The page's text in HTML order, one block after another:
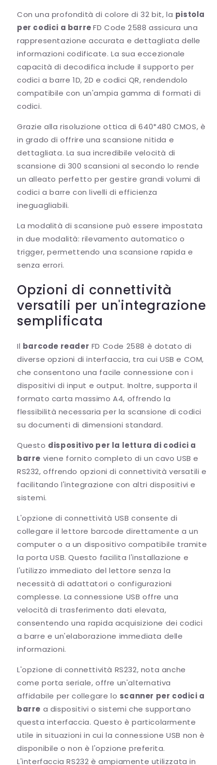
Con una profondità di colore di 32 bit, la pistola
per codici a barreFD Code 2588 assicura una
rappresentazione accurata e dettagliata delle
informazioni codificate. La sua eccezionale
capacità di decodifica include il supporto per
codici a barre 1D, 2D e codici QR, rendendolo
compatibile con un'ampia gamma di formati di
codici.
Grazie alla risoluzione ottica di 640*480 CMOS, è
in grado di offrire una scansione nitida e
dettagliata. La sua incredibile velocità di
scansione di 300 scansioni al secondo lo rende
un alleato perfetto per gestire grandi volumi di
codici a barre con livelli di efficienza
ineguagliabili.
La modalità di scansione può essere impostata
in due modalità: rilevamento automatico o
trigger, permettendo una scansione rapida e
senza errori.
Opzioni di connettività
versatili per un'integrazione
semplificata
Il barcode reader FD Code 2588 è dotato di
diverse opzioni di interfaccia, tra cui USB e COM,
che consentono una facile connessione con i
dispositivi di input e output. Inoltre, supporta il
formato carta massimo A4, offrendo la
flessibilità necessaria per la scansione di codici
su documenti di dimensioni standard.
Questo dispositivo per la lettura di codici a
barre viene fornito completo di un cavo USB e
RS232, offrendo opzioni di connettività versatili e
facilitando l'integrazione con altri dispositivi e
sistemi.
L'opzione di connettività USB consente di
collegare il lettore barcode direttamente a un
computer o a un dispositivo compatibile tramite
la porta USB. Questo facilita l'installazione e
l'utilizzo immediato del lettore senza la
necessità di adattatori o configurazioni
complesse. La connessione USB offre una
velocità di trasferimento dati elevata,
consentendo una rapida acquisizione dei codici
a barre e un'elaborazione immediata delle
informazioni.
L'opzione di connettività RS232, nota anche
come porta seriale, offre un'alternativa
affidabile per collegare lo scanner per codici a
barre a dispositivi o sistemi che supportano
questa interfaccia. Questo è particolarmente
utile in situazioni in cui la connessione USB non è
disponibile o non è l'opzione preferita.
L'interfaccia RS232 è ampiamente utilizzata in